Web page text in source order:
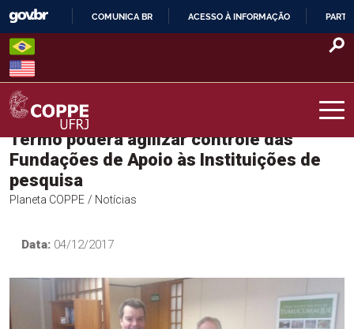
Skip
content
O
COMUNICA BR ACESSO À INFORMAÇÃO
COPPE – UFRJ
Termo poderá agilizar controle das
Fundações de Apoio às Instituições de
pesquisa
Planeta COPPE / Notícias
Data: 04/12/2017